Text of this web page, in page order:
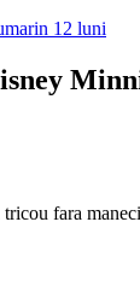
fara